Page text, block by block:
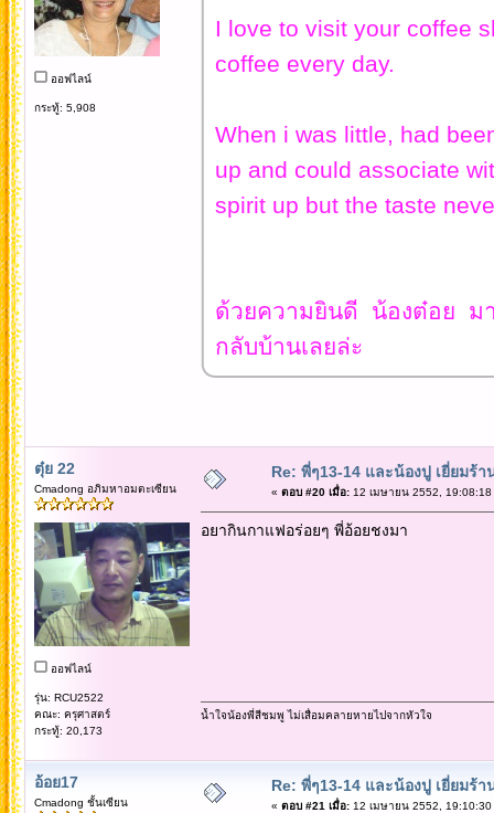
ออฟไลน์
กระทู้: 5,908
I love to visit your coffee
coffee every day.
When i was little, had
up and could associate
spirit up but the taste
ด้วยความยินดี น้องต๋อย ม
กลับบ้านเลย
ตุ๋ย 22
Cmadong อภิมหาอมตะเซียน
ออฟไลน์
รุ่น: RCU2522
คณะ: ครุศาสตร์
กระทู้: 20,173
Re: พี่ๆ13-14 และน้องปู เยี่ยมร้า
« ตอบ #20 เมื่อ:12 เมษายน 2552, 19:08:18
อยากินกาแฟอร่อยๆ พี่อ้อยชงมา
น้ำใจน้องพี่สีชมพู ไม่เสื่อมคลายหายไปจากหัวใจ
อ้อย17
Cmadong ชั้นเซียน
Re: พี่ๆ13-14 และน้องปู เยี่ยมร้า
« ตอบ #21 เมื่อ:12 เมษายน 2552, 19:10:30